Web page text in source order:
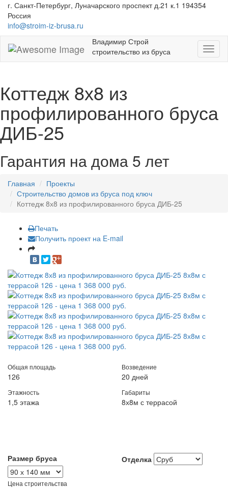
г. Санкт-Петербург, Луначарского проспект д.21 к.1 194354
Россия
info@stroim-iz-brusa.ru
Владимир Строй
строительство из бруса
Коттедж 8х8 из
профилированного бруса
ДИБ-25
Гарантия на дома 5 лет
Главная
Проекты
Строительство домов из бруса под ключ
Коттедж 8х8 из профилированного бруса ДИБ-25
Печать
Получить проект на E-mail
Общая площадь
126
Возведение
20 дней
Этажность
1,5 этажа
Габариты
8х8м с террасой
Размер бруса Отделка
Цена строительства